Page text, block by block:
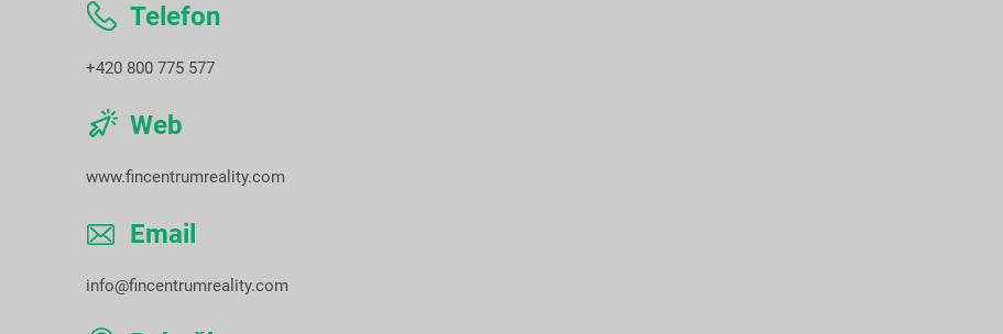
Telefon
+420 800 775 577
Web
www.fincentrumreality.com
Email
info@fincentrumreality.com